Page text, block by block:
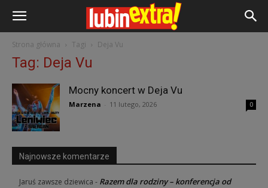
Strona główna Tagi Deja Vu
Tag: Deja Vu
Mocny koncert w Deja Vu
Marzena 11 lutego, 2026 0
Najnowsze komentarze
Jaruś zawsze dziewica - Razem dla rodziny – konferencja od